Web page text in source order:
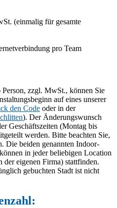
(einmalig für gesamte
pro Team
zzgl. MwSt., können Sie
auf eines unserer
den Code oder in der
). Der Änderungswunsch
Geschäftszeiten (Montag bis
werden. Bitte beachten Sie,
Die beiden genannten Indoor-
in jeder beliebigen Location
der eigenen Firma) stattfinden.
gebuchten Stadt ist nicht